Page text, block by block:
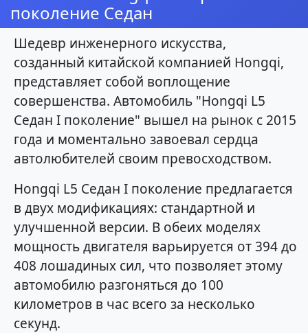
поколение Седан
Шедевр инженерного искусства,
созданный китайской компанией Hongqi,
представляет собой воплощение
совершенства. Автомобиль "Hongqi L5
Седан I поколение" вышел на рынок с 2015
года и моментально завоевал сердца
автолюбителей своим превосходством.
Hongqi L5 Седан I поколение предлагается
в двух модификациях: стандартной и
улучшенной версии. В обеих моделях
мощность двигателя варьируется от 394 до
408 лошадиных сил, что позволяет этому
автомобилю разгоняться до 100
километров в час всего за несколько
секунд.